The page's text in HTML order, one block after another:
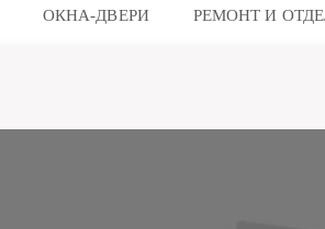
ОКНА-ДВЕРИ РЕМОНТ И